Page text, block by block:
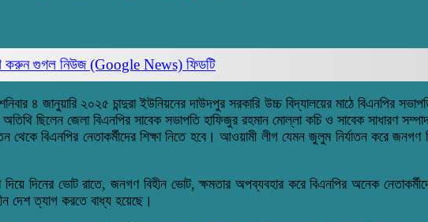
করুনগুগল নিউজ (Google News) ফিডটি
৪ জানুয়ারি ২০২৫ চান্দুরা ইউনিয়নের দাউদপুর সরকারি উচ্চ বিদ্যালয়ের মাঠে বিএনপির
অতিথি ছিলেন জেলা বিএনপির সাবেক সভাপতি হাফিজুর রহমান মোল্লা কচি ও সাবেক সাধারণ
বিএনপির নেতাকর্মীদের শিক্ষা নিতে হবে। আওয়ামী লীগ যেমন জুলুম নির্যাতন করে জনগণ
ভোট রাতে, জনগণ বিহীন ভোট, ক্ষমতার অপব্যবহার করে বিএনপির অনেক
দেশ ত্যাগ করতে বাধ্য হয়েছে।